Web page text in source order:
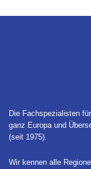
Die Fachspezialisten
ganz Europa und
(seit 1975).
Wir kennen alle